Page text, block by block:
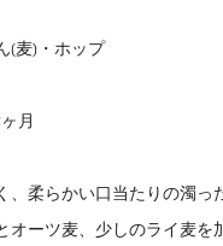
(麦)・ホップ
月
、柔らかい口当たりの濁っ
オーツ麦、少しのライ麦を